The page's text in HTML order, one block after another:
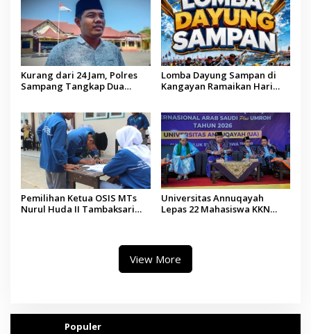
Kurang dari 24 Jam, Polres
Sampang Tangkap Dua
Lomba Dayung Sampan di
Kangayan Ramaikan Hari
Pemilihan Ketua OSIS MTs
Nurul Huda II Tambaksari
Universitas Annuqayah
Lepas 22 Mahasiswa KKN
View More
Populer